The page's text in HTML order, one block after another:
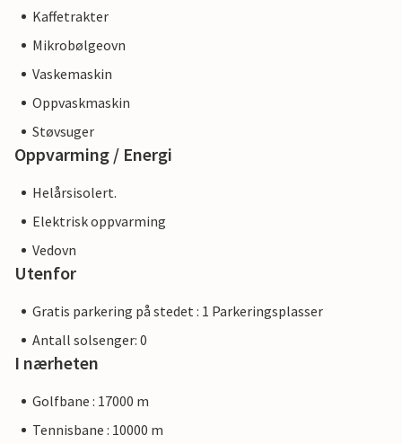
Kaffetrakter
Mikrobølgeovn
Vaskemaskin
Oppvaskmaskin
Støvsuger
Oppvarming / Energi
Helårsisolert.
Elektrisk oppvarming
Vedovn
Utenfor
Gratis parkering på stedet : 1 Parkeringsplasser
Antall solsenger: 0
I nærheten
Golfbane : 17000 m
Tennisbane : 10000 m